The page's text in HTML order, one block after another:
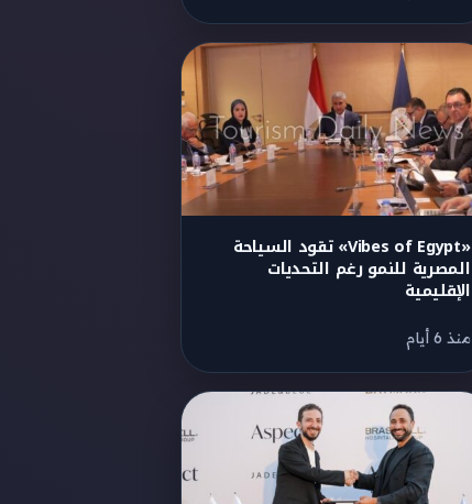
«Vibes of Egypt» تقود السياحة
المصرية للنمو رغم التحديات
الإقليمية
منذ 6 أيام